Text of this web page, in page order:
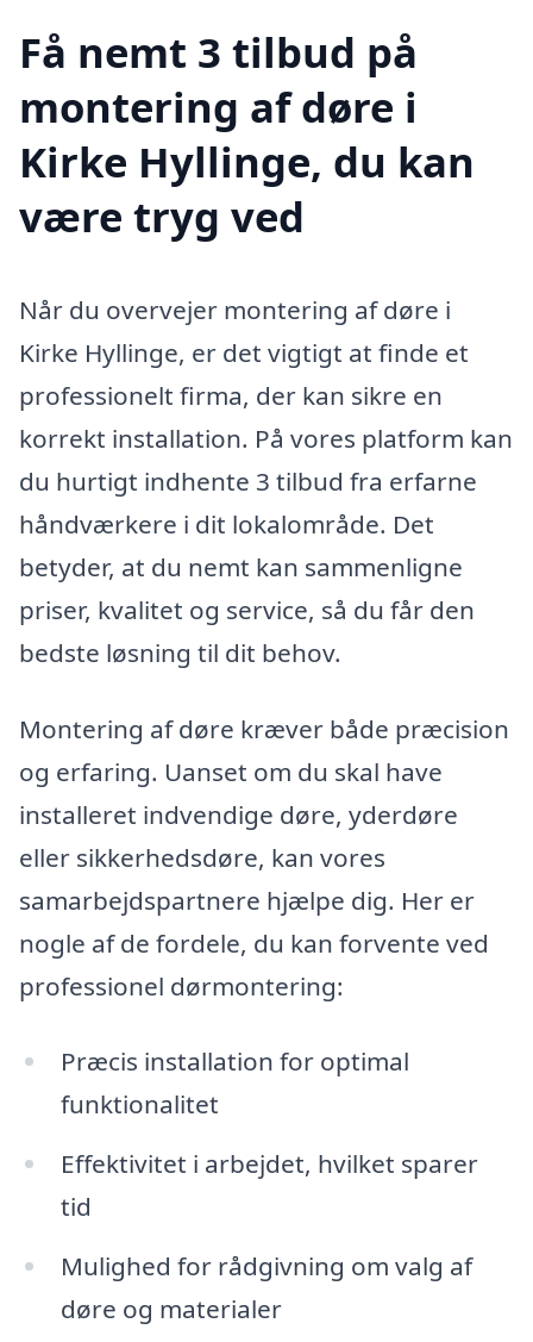
Få nemt 3 tilbud på
montering af døre i
Kirke Hyllinge, du kan
være tryg ved
Når du overvejer montering af døre i
Kirke Hyllinge, er det vigtigt at finde et
professionelt firma, der kan sikre en
korrekt installation. På vores platform kan
du hurtigt indhente 3 tilbud fra erfarne
håndværkere i dit lokalområde. Det
betyder, at du nemt kan sammenligne
priser, kvalitet og service, så du får den
bedste løsning til dit behov.
Montering af døre kræver både præcision
og erfaring. Uanset om du skal have
installeret indvendige døre, yderdøre
eller sikkerhedsdøre, kan vores
samarbejdspartnere hjælpe dig. Her er
nogle af de fordele, du kan forvente ved
professionel dørmontering:
Præcis installation for optimal
funktionalitet
Effektivitet i arbejdet, hvilket sparer
tid
Mulighed for rådgivning om valg af
døre og materialer